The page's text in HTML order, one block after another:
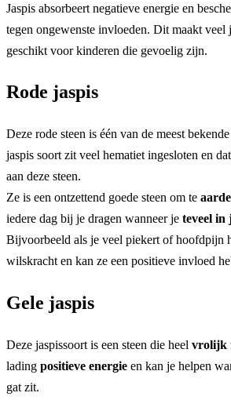
Jaspis absorbeert negatieve energie en
tegen ongewenste invloeden. Dit maakt veel
geschikt voor kinderen die gevoelig zijn.
Rode jaspis
Deze rode steen is één van de meest
jaspis soort zit veel hematiet ingesloten en
aan deze steen.
Ze is een ontzettend goede steen om te
iedere dag bij je dragen wanneer je teveel in
Bijvoorbeeld als je veel piekert of hoofdpijn
wilskracht en kan ze een positieve invloed
Gele jaspis
Deze jaspissoort is een steen die heel vrolijk
lading positieve energie en kan je helpen
gat zit.